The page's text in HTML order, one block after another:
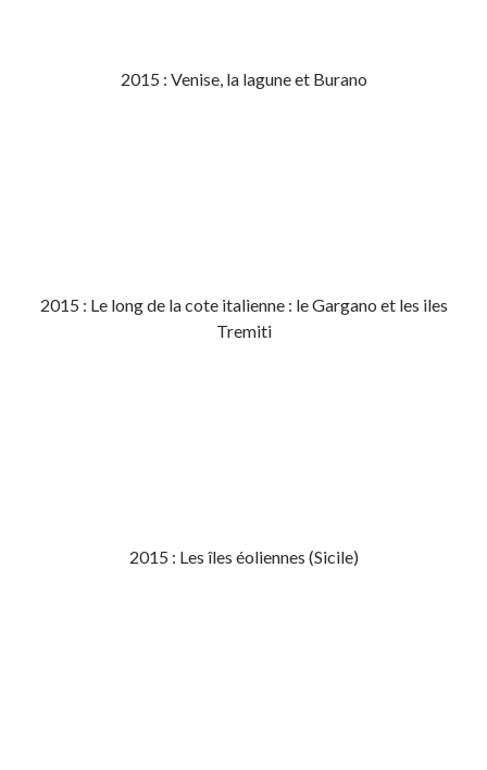
2015 : Venise, la lagune et Burano
2015 : Le long de la cote italienne : le Gargano et les iles
Tremiti
2015 : Les îles éoliennes (Sicile)